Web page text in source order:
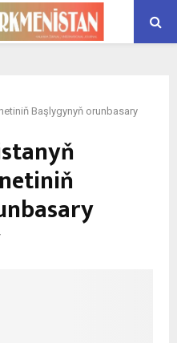
Başlygynyň orunbasary